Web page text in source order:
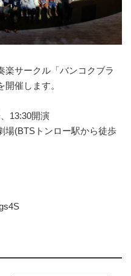
楽サークル「バンコクブラ
催します。
13:30開演
(BTSトンロー駅から徒歩